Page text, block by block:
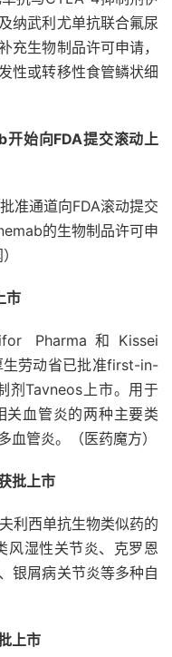
纳武利尤单抗联合氟尿
充生物制品许可申请，
性或转移性食管鳞状细
始向FDA提交滚动上
准通道向FDA滚动提交
的生物制品许可申
市
Pharma和Kissei
劳动省已批准first-in-
剂Tavneos上市。用于
关血管炎的两种主要类
血管炎。（医药魔方）
批上市
利西单抗生物类似药的
风湿性关节炎、克罗恩
银屑病关节炎等多种自
上市